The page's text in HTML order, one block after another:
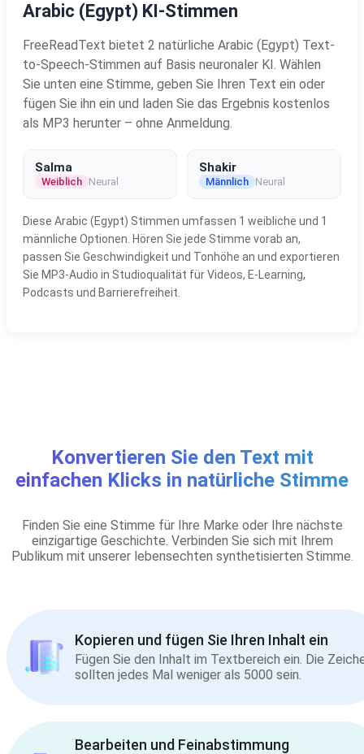
Arabic (Egypt) KI-Stimmen
FreeReadText bietet 2 natürliche Arabic (Egypt) Text-
to-Speech-Stimmen auf Basis neuronaler KI. Wählen
Sie unten eine Stimme, geben Sie Ihren Text ein oder
fügen Sie ihn ein und laden Sie das Ergebnis kostenlos
als MP3 herunter – ohne Anmeldung.
Salma
Weiblich Neural
Shakir
Männlich Neural
Diese Arabic (Egypt) Stimmen umfassen 1 weibliche und 1
männliche Optionen. Hören Sie jede Stimme vorab an,
passen Sie Geschwindigkeit und Tonhöhe an und exportieren
Sie MP3-Audio in Studioqualität für Videos, E-Learning,
Podcasts und Barrierefreiheit.
Konvertieren Sie den Text mit
einfachen Klicks in natürliche Stimme
Finden Sie eine Stimme für Ihre Marke oder Ihre nächste
einzigartige Geschichte. Verbinden Sie sich mit Ihrem
Publikum mit unserer lebensechten synthetisierten Stimme.
Kopieren und fügen Sie Ihren Inhalt ein
Fügen Sie den Inhalt im Textbereich ein. Die
sollten jedes Mal weniger als 5000 sein.
Bearbeiten und Feinabstimmung